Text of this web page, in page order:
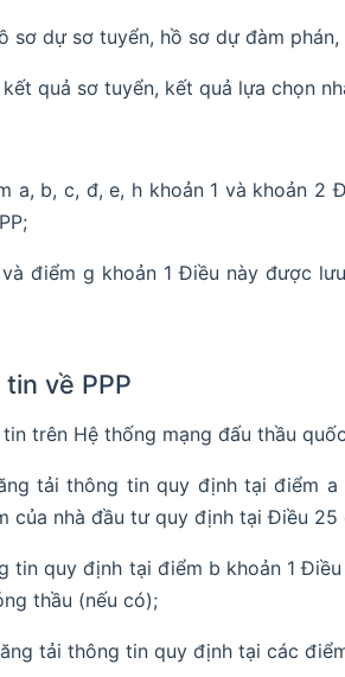
sơ dự sơ tuyển, hồ sơ dự đàm
quả sơ tuyển, kết quả lựa chọn
a, b, c, đ, e, h khoản 1 và khoản 2
điểm g khoản 1 Điều này được
về PPP
trên Hệ thống mạng đấu thầu
tải thông tin quy định tại điểm
của nhà đầu tư quy định tại Điều 25
tin quy định tại điểm b khoản 1
thầu (nếu có);
tải thông tin quy định tại các